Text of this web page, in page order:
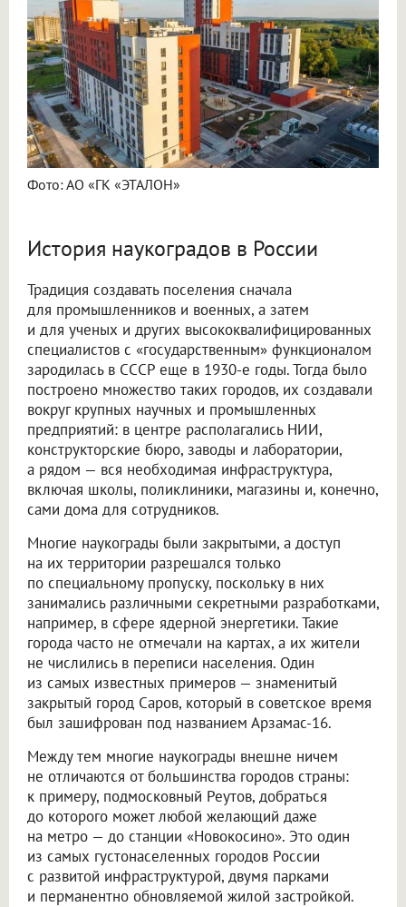
Фото: АО «ГК «ЭТАЛОН»
История наукоградов в России
Традиция создавать поселения сначала
для промышленников и военных, а затем
и для ученых и других высококвалифицированных
специалистов с «государственным» функционалом
зародилась в СССР еще в 1930-е годы. Тогда было
построено множество таких городов, их создавали
вокруг крупных научных и промышленных
предприятий: в центре располагались НИИ,
конструкторские бюро, заводы и лаборатории,
а рядом — вся необходимая инфраструктура,
включая школы, поликлиники, магазины и, конечно,
сами дома для сотрудников.
Многие наукограды были закрытыми, а доступ
на их территории разрешался только
по специальному пропуску, поскольку в них
занимались различными секретными разработками,
например, в сфере ядерной энергетики. Такие
города часто не отмечали на картах, а их жители
не числились в переписи населения. Один
из самых известных примеров — знаменитый
закрытый город Саров, который в советское время
был зашифрован под названием Арзамас-16.
Между тем многие наукограды внешне ничем
не отличаются от большинства городов страны:
к примеру, подмосковный Реутов, добраться
до которого может любой желающий даже
на метро — до станции «Новокосино». Это один
из самых густонаселенных городов России
с развитой инфраструктурой, двумя парками
и перманентно обновляемой жилой застройкой.